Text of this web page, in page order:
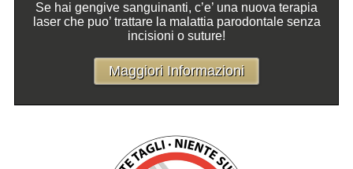
Se hai gengive sanguinanti, c’e’ una nuova terapia
laser che puo’ trattare la malattia parodontale senza
incisioni o suture!
Maggiori Informazioni